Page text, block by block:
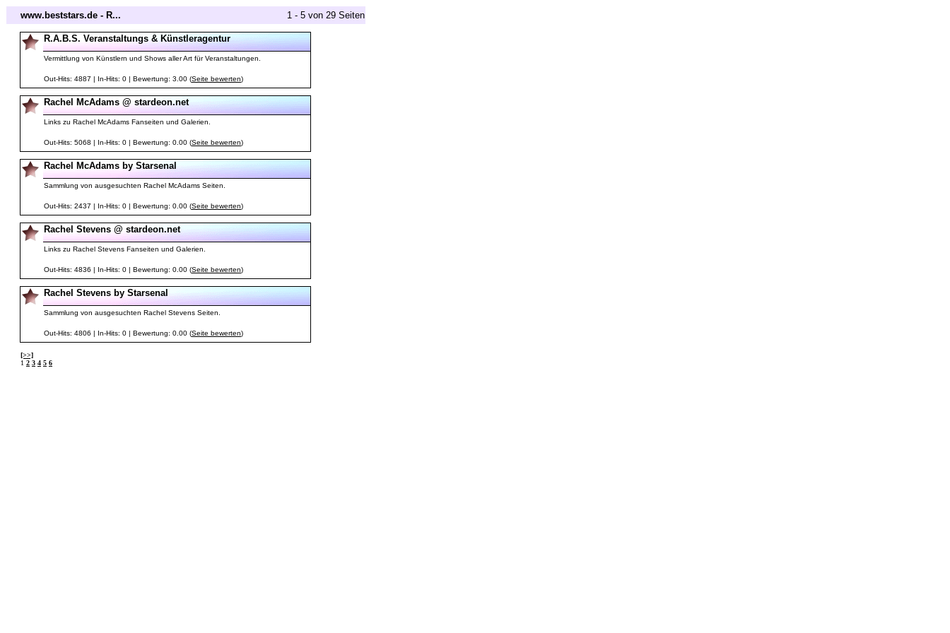
www.beststars.de - R... 1 - 5 von 29 Seiten
R.A.B.S. Veranstaltungs & Künstleragentur
Vermittlung von Künstlern und Shows aller Art für Veranstaltungen.
Out-Hits: 4887 | In-Hits: 0 | Bewertung: 3.00 (Seite bewerten)
Rachel McAdams @ stardeon.net
Links zu Rachel McAdams Fanseiten und Galerien.
Out-Hits: 5068 | In-Hits: 0 | Bewertung: 0.00 (Seite bewerten)
Rachel McAdams by Starsenal
Sammlung von ausgesuchten Rachel McAdams Seiten.
Out-Hits: 2437 | In-Hits: 0 | Bewertung: 0.00 (Seite bewerten)
Rachel Stevens @ stardeon.net
Links zu Rachel Stevens Fanseiten und Galerien.
Out-Hits: 4836 | In-Hits: 0 | Bewertung: 0.00 (Seite bewerten)
Rachel Stevens by Starsenal
Sammlung von ausgesuchten Rachel Stevens Seiten.
Out-Hits: 4806 | In-Hits: 0 | Bewertung: 0.00 (Seite bewerten)
[>>]
1 2 3 4 5 6